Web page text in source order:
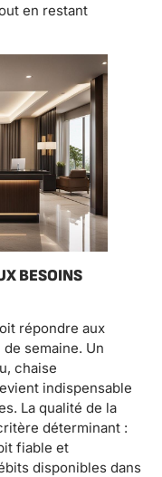
en restant
BESOINS
répondre aux
semaine. Un
chaise
indispensable
La qualité de la
déterminant :
fiable et
disponibles dans